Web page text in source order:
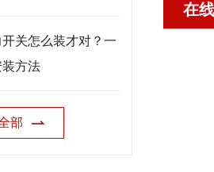
关怎么装才对？一
方法
部
在